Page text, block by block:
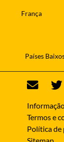
França
Países
Termos e
Política de